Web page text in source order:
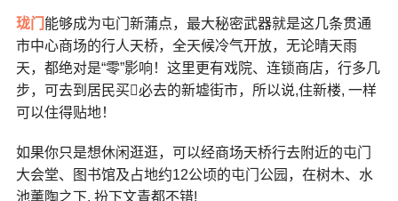
珑门 能够成为屯门新蒲点，最大秘密武器就是这几条贯通
市中心商场的行人天桥，全天候冷气开放，无论晴天雨
天，都绝对是“零”影响！这里更有戏院、连锁商店，行多几
步，可去到居民买𩠌必去的新墟街市，所以说,住新楼, 一样
可以住得贴地！
如果你只是想休闲逛逛，可以经商场天桥行去附近的屯门
大会堂、图书馆及占地约12公顷的屯门公园，在树木、水
池薰陶之下, 扮下文青都不错!